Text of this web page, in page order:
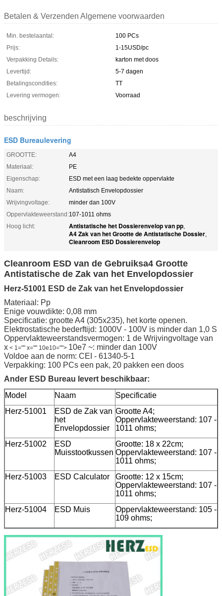
Betalen & Verzenden Algemene voorwaarden
Min. bestelaantal:
100 PCs
Prijs:
1-15USD/pc
Verpakking Details:
karton met doos
Levertijd:
5-7 dagen
Betalingscondities:
TT
Levering vermogen:
Voorraad
beschrijving
ESD Bureaulevering
GROOTTE:
A4
Materiaal:
PE
Eigenschap:
ESD met een laag bedekte oppervlakte
Naam:
Antistatisch Envelopdossier
Wrijvingvoltage:
minder dan 100V
Oppervlakteweerstand:107-1011 ohms
Hoog licht:
Antistatische het Dossierenvelop van pp,
A4 Zak van het Grootte de Antistatische Dossier,
Cleanroom ESD Dossierenvelop
Cleanroom ESD van de Gebruiksa4 Grootte
Antistatische de Zak van het Envelopdossier
Herz-51001 ESD de Zak van het Envelopdossier
Materiaal: Pp
Enige vouwdikte: 0,08 mm
Specificatie: grootte A4 (305x235), het korte openen.
Elektrostatische bederftijd: 1000V - 100V is minder dan 1,0 S
Oppervlakteweerstandsvermogen: 1 de Wrijvingvoltage van
x < 1="" x="" 10e10=""> 10e7 ~: minder dan 100V
Voldoe aan de norm: CEI - 61340-5-1
Verpakking: 100 PCs een pak, 20 pakken een doos
Ander ESD Bureau levert beschikbaar:
Model
Naam
Specificatie
Herz-51001
ESD de Zak van
het
Envelopdossier
Grootte A4;
Oppervlakteweerstand: 107 -
1011 ohms;
Herz-51002
ESD
Muisstootkussen
Grootte: 18 x 22cm;
Oppervlakteweerstand: 107 -
1011 ohms;
Herz-51003
ESD Calculator
Grootte: 12 x 15cm;
Oppervlakteweerstand: 107 -
1011 ohms;
Herz-51004
ESD Muis
Oppervlakteweerstand: 105 -
109 ohms;